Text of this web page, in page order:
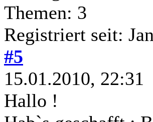
Themen: 3
Registriert seit:
#5
15.01.2010, 22:31
Hallo !